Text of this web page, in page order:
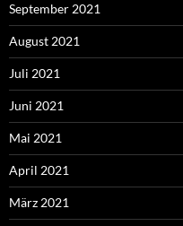
September 2021
August 2021
Juli 2021
Juni 2021
Mai 2021
April 2021
März 2021